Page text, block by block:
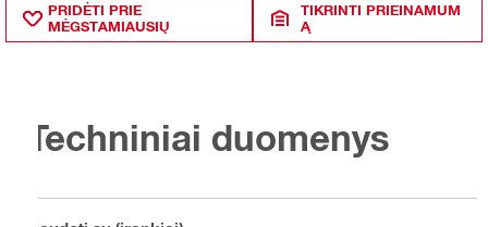
PRIDĖTI PRIE
MĖGSTAMIAUSIŲ
TIKRINTI PRIEINAMUM
Ą
Techniniai duomenys